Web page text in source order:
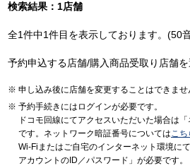
検索結果：1店舗
全1件中1件目を表示しております。(50
予約申込する店舗/購入商品受取り店舗を
申し込み後に店舗を変更することはできませ
予約手続きにはログインが必要です。
ドコモ回線にてアクセスいただいた場合は
です。ネットワーク暗証番号についてはこち
Wi-Fiまたはご自宅のインターネット環境に
アカウントのID／パスワード」が必要です